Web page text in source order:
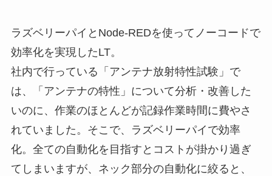
ラズベリーパイとNode-REDを使ってノーコードで
効率化を実現したLT。
社内で行っている「アンテナ放射特性試験」で
は、「アンテナの特性」について分析・改善した
いのに、作業のほとんどが記録作業時間に費やさ
れていました。そこで、ラズベリーパイで効率
化。全ての自動化を目指すとコストが掛かり過ぎ
てしまいますが、ネック部分の自動化に絞ると、